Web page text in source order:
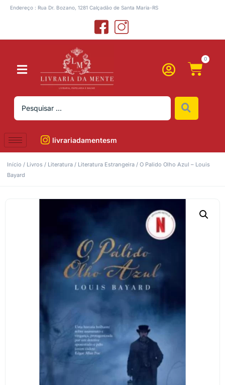
Endereço : Rua Dr. Bozano, 1281 Calçadão de Santa Maria-RS
0
livrariadamentesm
Início / Livros / Literatura / Literatura Estrangeira / O Palido Olho Azul – Louis
Bayard